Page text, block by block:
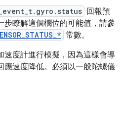
回報預
步瞭解這個欄位的可能值，請參
常數。
速度計進行模擬，因為這樣會導
應速度降低。必須以一般陀螺儀